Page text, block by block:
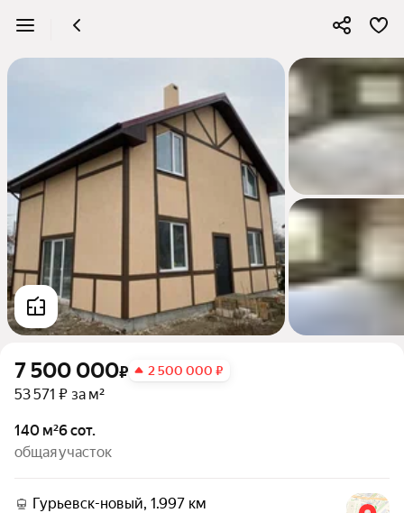
7 500 000₽ 2 500 000 ₽
53 571 ₽ за м²
140 м²
общая
6 сот.
участок
Гурьевск-новый, 1.997 км